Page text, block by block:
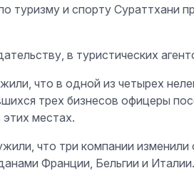
туризму и спорту Сураттхани
в туристических
что в одной из четырех
трех бизнесов офицеры
местах.
что три компании
Франции, Бельгии и Италии.